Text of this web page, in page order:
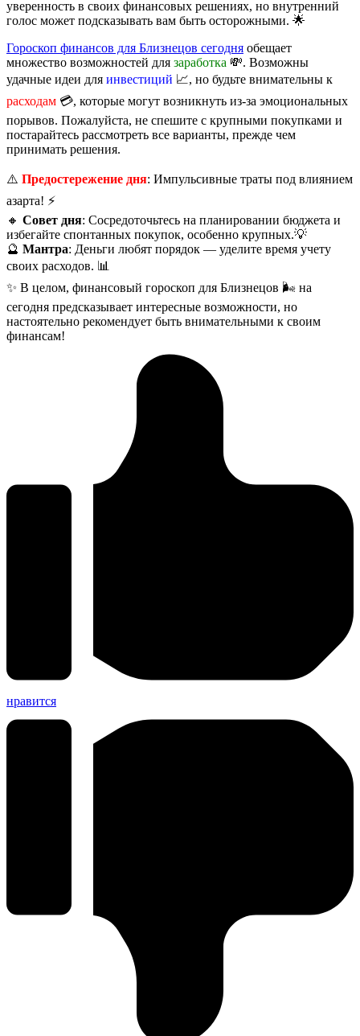
уверенность в своих финансовых решениях, но внутренний
голос может подсказывать вам быть осторожными. 🌟
Гороскоп финансов для Близнецов сегодня обещает
множество возможностей для заработка 💸. Возможны
удачные идеи для инвестиций 📈, но будьте внимательны к
расходам 💳, которые могут возникнуть из-за эмоциональных
порывов. Пожалуйста, не спешите с крупными покупками и
постарайтесь рассмотреть все варианты, прежде чем
принимать решения.
⚠️ Предостережение дня: Импульсивные траты под влиянием
азарта! ⚡
🔸 Совет дня: Сосредоточьтесь на планировании бюджета и
избегайте спонтанных покупок, особенно крупных.💡
🔮 Мантра: Деньги любят порядок — уделите время учету
своих расходов. 📊
✨ В целом, финансовый гороскоп для Близнецов 🌬️ на
сегодня предсказывает интересные возможности, но
настоятельно рекомендует быть внимательными к своим
финансам!
нравится